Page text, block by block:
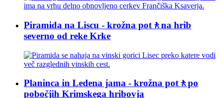
Piramida na Liscu - krožna pot🚶na hrib
severno od reke Krke
Planinca in Ledena jama - krožna pot🚶po
pobočjih Krimskega hribovja